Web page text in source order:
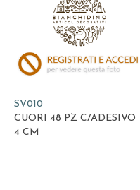
SV010
CUORI 48 PZ C/ADESIVO
4 CM